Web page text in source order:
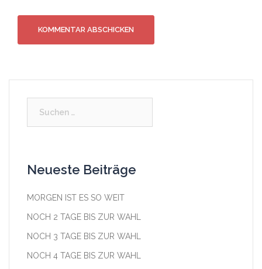
nach:
Neueste Beiträge
MORGEN IST ES SO WEIT
NOCH 2 TAGE BIS ZUR WAHL
NOCH 3 TAGE BIS ZUR WAHL
NOCH 4 TAGE BIS ZUR WAHL